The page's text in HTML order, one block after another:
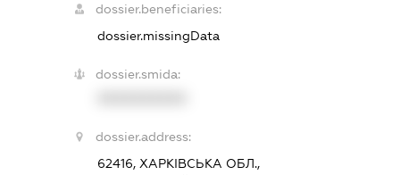
dossier.beneficiaries:
dossier.missingData
dossier.smida:
dossier.address:
62416, ХАРКІВСЬКА ОБЛ.,